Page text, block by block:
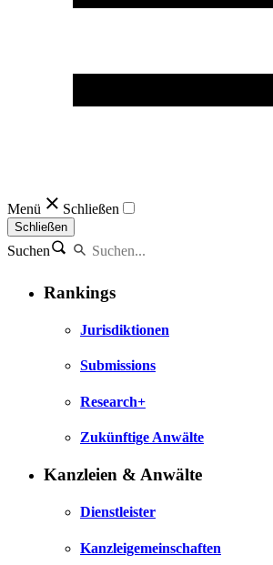
Menü Schließen
Schließen
Suchen
Rankings
Jurisdiktionen
Submissions
Research+
Zukünftige Anwälte
Kanzleien & Anwälte
Dienstleister
Kanzleigemeinschaften